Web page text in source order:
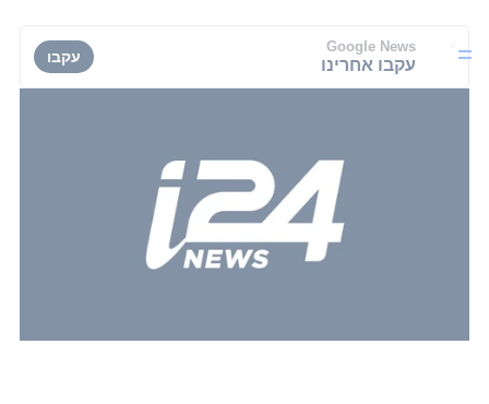
Google News
עקבו אחרינו עקבו